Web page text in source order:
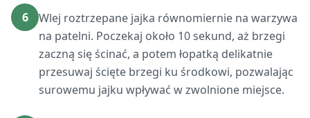
6
Wlej roztrzepane jajka równomiernie na warzywa
na patelni. Poczekaj około 10 sekund, aż brzegi
zaczną się ścinać, a potem łopatką delikatnie
przesuwaj ścięte brzegi ku środkowi, pozwalając
surowemu jajku wpływać w zwolnione miejsce.